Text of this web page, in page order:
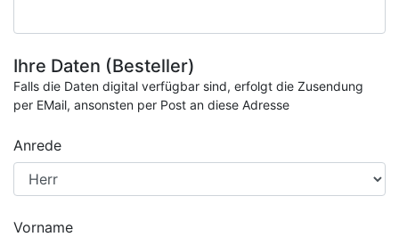
Ihre Daten (Besteller)
Falls die Daten digital verfügbar sind, erfolgt die Zusendung
per EMail, ansonsten per Post an diese Adresse
Anrede
Vorname